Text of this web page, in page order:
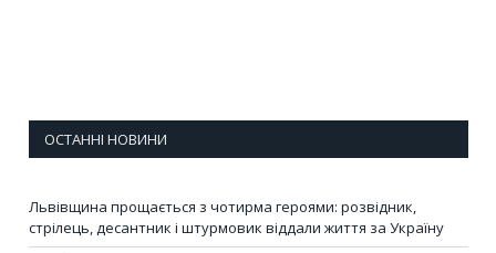
ОСТАННІ НОВИНИ
Львівщина прощається з чотирма героями: розвідник,
стрілець, десантник і штурмовик віддали життя за Україну